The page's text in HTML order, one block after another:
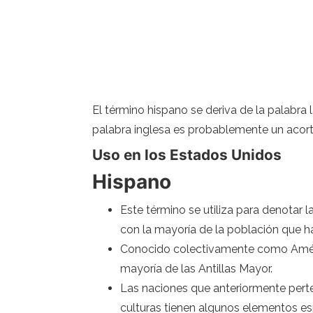
El término hispano se deriva de la
palabra inglesa es probablemente un
Uso en los Estados Unidos
Hispano
Este término se utiliza para denotar
con la mayoría de la población que
Conocido colectivamente como
mayoría de las Antillas Mayor.
Las naciones que anteriormente
culturas tienen algunos elementos